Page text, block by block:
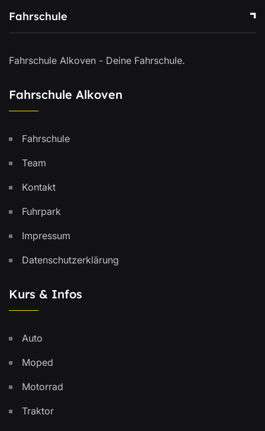
Fahrschule
Fahrschule Alkoven - Deine Fahrschule.
Fahrschule Alkoven
Fahrschule
Team
Kontakt
Fuhrpark
Impressum
Datenschutzerklärung
Kurs & Infos
Auto
Moped
Motorrad
Traktor